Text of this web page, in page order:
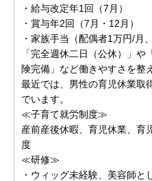
・給与改定年1回（7月）
・賞与年2回（7月・12月）
・家族手当（配偶者1万円/月
「完全週休二日（公休）」
険完備」など働きやすさを整
最近では、男性の育児休業取
でいます。
≪子育て就労制度≫
産前産後休暇、育児休業、育
度
≪研修≫
・ウィッグ未経験、美容師